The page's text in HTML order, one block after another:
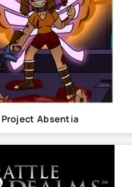
Project Absentia